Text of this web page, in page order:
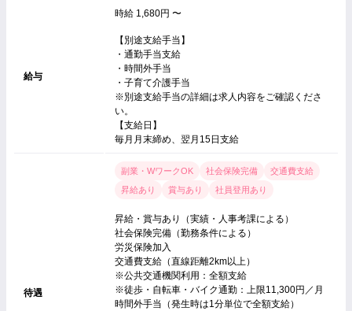
給与
時給 1,680円 〜
【別途支給手当】
・通勤手当支給
・時間外手当
・子育て介護手当
※別途支給手当の詳細は求人内容をご確認くださ
い。
【支給日】
毎月月末締め、翌月15日支給
待遇
副業・WワークOK 社会保険完備
交通費支給
昇給あり
賞与あり 社員登用あり
昇給・賞与あり（実績・人事考課による）
社会保険完備（勤務条件による）
労災保険加入
交通費支給（直線距離2km以上）
※公共交通機関利用：全額支給
※徒歩・自転車・バイク通勤：上限11,300円／月
時間外手当（発生時は1分単位で全額支給）